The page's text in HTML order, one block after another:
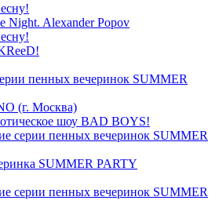
Night. Alexander Popov
пенных вечеринок SUMMER
(г. Москва)
шоу BAD BOYS!
серии пенных вечеринок SUMMER
SUMMER PARTY
серии пенных вечеринок SUMMER